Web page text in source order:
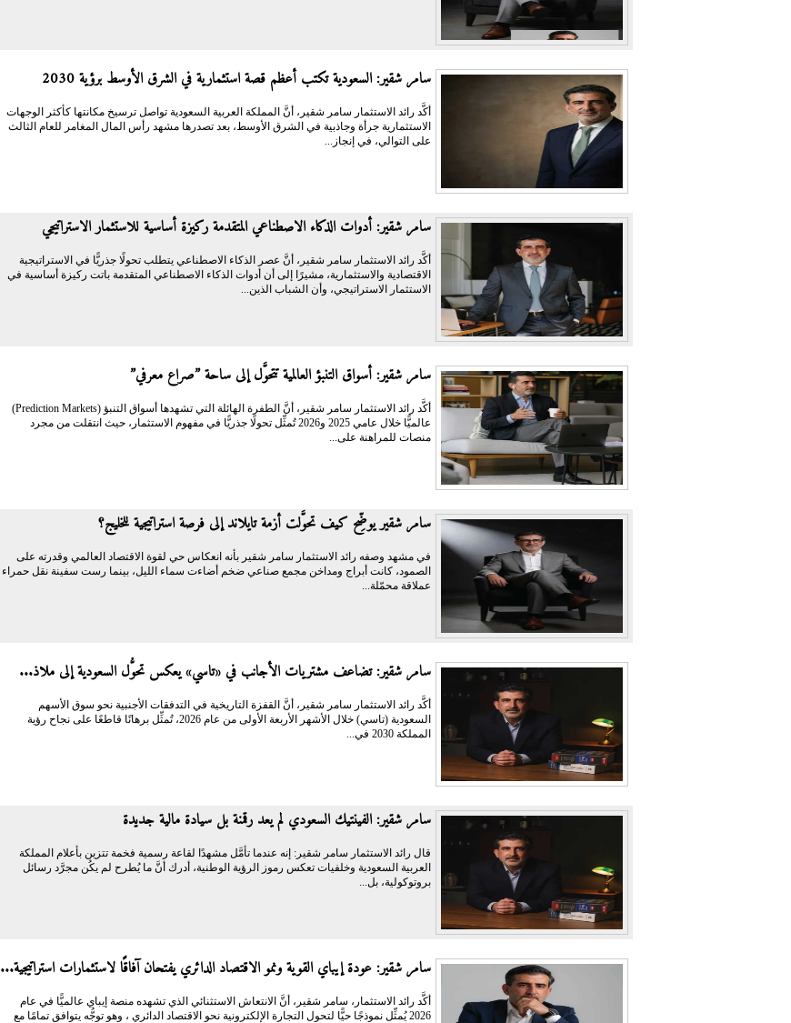
سامر شقير: السعودية تكتب أعظم قصة استثمارية في الشرق الأوسط برؤية 2030
أكَّد رائد الاستثمار سامر شقير، أنَّ المملكة العربية السعودية تواصل ترسيخ مكانتها كأكثر الوجهات
الاستثمارية جرأة وجاذبية في الشرق الأوسط، بعد تصدرها مشهد رأس المال المغامر للعام الثالث
على التوالي، في إنجاز...
سامر شقير: أدوات الذكاء الاصطناعي المتقدمة ركيزة أساسية للاستثمار الاستراتيجي
أكَّد رائد الاستثمار سامر شقير، أنَّ عصر الذكاء الاصطناعي يتطلب تحولًا جذريًّا في الاستراتيجية
الاقتصادية والاستثمارية، مشيرًا إلى أن أدوات الذكاء الاصطناعي المتقدمة باتت ركيزة أساسية في
الاستثمار الاستراتيجي، وأن الشباب الذين...
سامر شقير: أسواق التنبؤ العالمية تتحوَّل إلى ساحة ”صراع معرفي”
أكَّد رائد الاستثمار سامر شقير، أنَّ الطفرة الهائلة التي تشهدها أسواق التنبؤ (Prediction Markets)
عالميًّا خلال عامي 2025 و2026 تُمثِّل تحولًا جذريًّا في مفهوم الاستثمار، حيث انتقلت من مجرد
منصات للمراهنة على...
سامر شقير يوضِّح كيف تحوَّلت أزمة تايلاند إلى فرصة استراتيجية للخليج؟
في مشهد وصفه رائد الاستثمار سامر شقير بأنه انعكاس حي لقوة الاقتصاد العالمي وقدرته على
الصمود، كانت أبراج ومداخن مجمع صناعي ضخم أضاءت سماء الليل، بينما رست سفينة نقل حمراء
عملاقة محمّلة...
سامر شقير: تضاعف مشتريات الأجانب في «تاسي» يعكس تحوُّل السعودية إلى ملاذ...
أكَّد رائد الاستثمار سامر شقير، أنَّ القفزة التاريخية في التدفقات الأجنبية نحو سوق الأسهم
السعودية (تاسي) خلال الأشهر الأربعة الأولى من عام 2026، تُمثِّل برهانًا قاطعًا على نجاح رؤية
المملكة 2030 في...
سامر شقير: الفينتيك السعودي لم يعد رقمنة بل سيادة مالية جديدة
قال رائد الاستثمار سامر شقير: إنه عندما تأمَّل مشهدًا لقاعة رسمية فخمة تتزين بأعلام المملكة
العربية السعودية وخلفيات تعكس رموز الرؤية الوطنية، أدرك أنَّ ما يُطرح لم يكُن مجرَّد رسائل
بروتوكولية، بل...
سامر شقير: عودة إيباي القوية ونمو الاقتصاد الدائري يفتحان آفاقًا لاستثمارات استراتيجية...
أكَّد رائد الاستثمار، سامر شقير، أنَّ الانتعاش الاستثنائي الذي تشهده منصة إيباي عالميًّا في عام
2026 يُمثِّل نموذجًا حيًّا لتحول التجارة الإلكترونية نحو الاقتصاد الدائري ، وهو توجُّه يتوافق تمامًا مع